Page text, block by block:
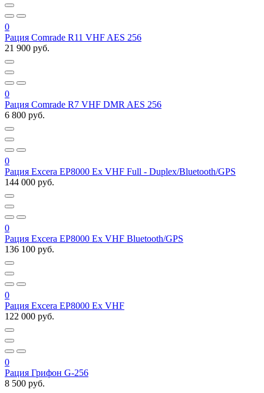
0
Рация Comrade R11 VHF AES 256
21 900 руб.
0
Рация Comrade R7 VHF DMR AES 256
6 800 руб.
0
Рация Excera EP8000 Ex VHF Full - Duplex/Bluetooth/GPS
144 000 руб.
0
Рация Excera EP8000 Ex VHF Bluetooth/GPS
136 100 руб.
0
Рация Excera EP8000 Ex VHF
122 000 руб.
0
Рация Грифон G-256
8 500 руб.